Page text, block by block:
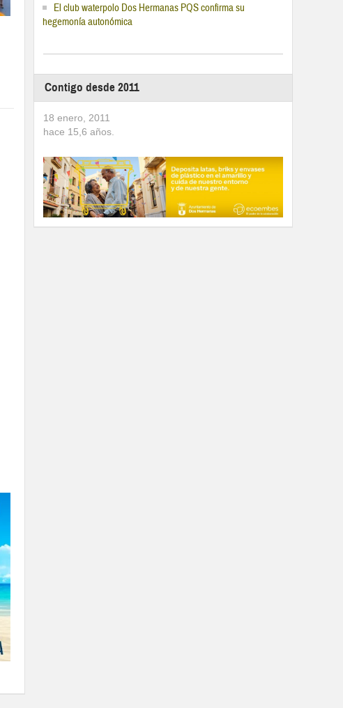
El club waterpolo Dos Hermanas PQS confirma su
hegemonía autonómica
Contigo desde 2011
18 enero, 2011
hace 15,6 años.